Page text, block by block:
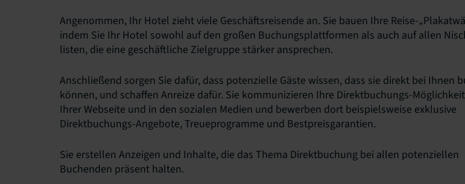
Angenommen, Ihr Hotel zieht viele Geschäftsreisende an. Sie bauen Ihre Reise-
indem Sie Ihr Hotel sowohl auf den großen Buchungsplattformen als auch auf allen
listen, die eine geschäftliche Zielgruppe stärker ansprechen.
Anschließend sorgen Sie dafür, dass potenzielle Gäste wissen, dass sie direkt bei Ihnen
können, und schaffen Anreize dafür. Sie kommunizieren Ihre Direktbuchungs-
Ihrer Webseite und in den sozialen Medien und bewerben dort beispielsweise exklusive
Direktbuchungs-Angebote, Treueprogramme und Bestpreisgarantien.
Sie erstellen Anzeigen und Inhalte, die das Thema Direktbuchung bei allen potenziellen
Buchenden präsent halten.